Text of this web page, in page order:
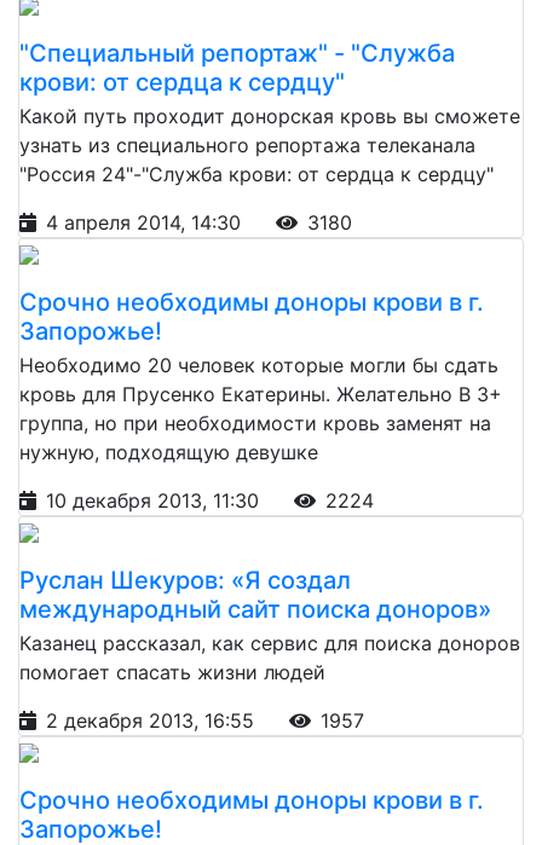
"Специальный репортаж" - "Служба
крови: от сердца к сердцу"
Какой путь проходит донорская кровь вы сможете
узнать из специального репортажа телеканала
"Россия 24"-"Служба крови: от сердца к сердцу"
4 апреля 2014, 14:30
3180
Срочно необходимы доноры крови в г.
Запорожье!
Необходимо 20 человек которые могли бы сдать
кровь для Прусенко Екатерины. Желательно В 3+
группа, но при необходимости кровь заменят на
нужную, подходящую девушке
10 декабря 2013, 11:30
2224
Руслан Шекуров: «Я создал
международный сайт поиска доноров»
Казанец рассказал, как сервис для поиска доноров
помогает спасать жизни людей
2 декабря 2013, 16:55
1957
Срочно необходимы доноры крови в г.
Запорожье!